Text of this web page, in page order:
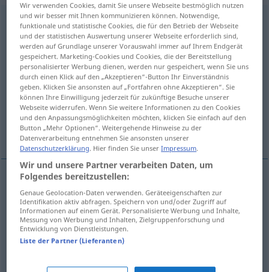
agravamientom
Übersicht aller Übersetzungen
(Für mehr Details die Übersetzung anklicken/antippen)
Erschwerung, Verschärfung,
Verschlimmerung, Zuspitzung
Weitere Beispiele...
Erschwerungf agravamiento
Verschärfungf agravamiento FIG
Wir verwenden Cookies, damit Sie unsere Webseite bestmöglich nutzen
und wir besser mit Ihnen kommunizieren können. Notwendige,
funktionale und statistische Cookies, die für den Betrieb der Webseite
und der statistischen Auswertung unserer Webseite erforderlich sind,
werden auf Grundlage unserer Vorauswahl immer auf Ihrem Endgerät
gespeichert. Marketing-Cookies und Cookies, die der Bereitstellung
personalisierter Werbung dienen, werden nur gespeichert, wenn Sie uns
durch einen Klick auf den „Akzeptieren“-Button Ihr Einverständnis
geben. Klicken Sie ansonsten auf „Fortfahren ohne Akzeptieren“. Sie
können Ihre Einwilligung jederzeit für zukünftige Besuche unserer
Webseite widerrufen. Wenn Sie weitere Informationen zu den Cookies
und den Anpassungsmöglichkeiten möchten, klicken Sie einfach auf den
Button „Mehr Optionen“. Weitergehende Hinweise zu der
Datenverarbeitung entnehmen Sie ansonsten unserer
Datenschutzerklärung. Hier finden Sie unserImpressum.
Wir und unsere Partner verarbeiten Daten, um
Folgendes bereitzustellen:
Genaue Geolocation-Daten verwenden. Geräteeigenschaften zur
Identifikation aktiv abfragen. Speichern von und/oder Zugriff auf
Informationen auf einem Gerät. Personalisierte Werbung und Inhalte,
Messung von Werbung und Inhalten, Zielgruppenforschung und
Entwicklung von Dienstleistungen.
Liste der Partner (Lieferanten)